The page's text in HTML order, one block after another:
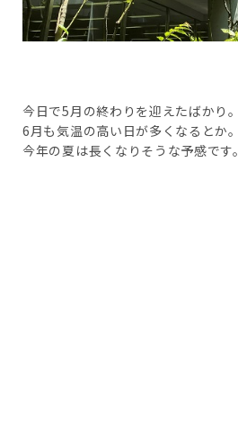
今日で5月の終わりを迎えたばかり。
6月も気温の高い日が多くなるとか。
今年の夏は長くなりそうな予感です。